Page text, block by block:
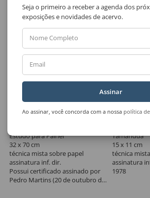
Estudo para Painel
32 x 70 cm
técnica mista sobre papel
assinatura inf. dir.
Possui certificado assinado por
Pedro Martins (20 de outubro de
Lote 34
Tamanduá
15 x 11 cm
técnica
assinatura
1978
Seja o primeiro a receber a agenda dos
exposições e novidades de acervo.
Nome Completo
Email
Assinar
Ao assinar, você concorda com a nossa política